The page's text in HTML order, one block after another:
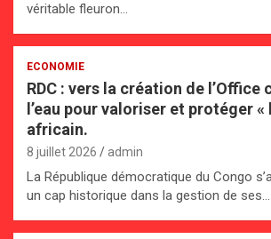
véritable fleuron…
ECONOMIE
RDC : vers la création de l’Office
l’eau pour valoriser et protéger «
africain.
8 juillet 2026 admin
La République démocratique du Congo
un cap historique dans la gestion de ses…